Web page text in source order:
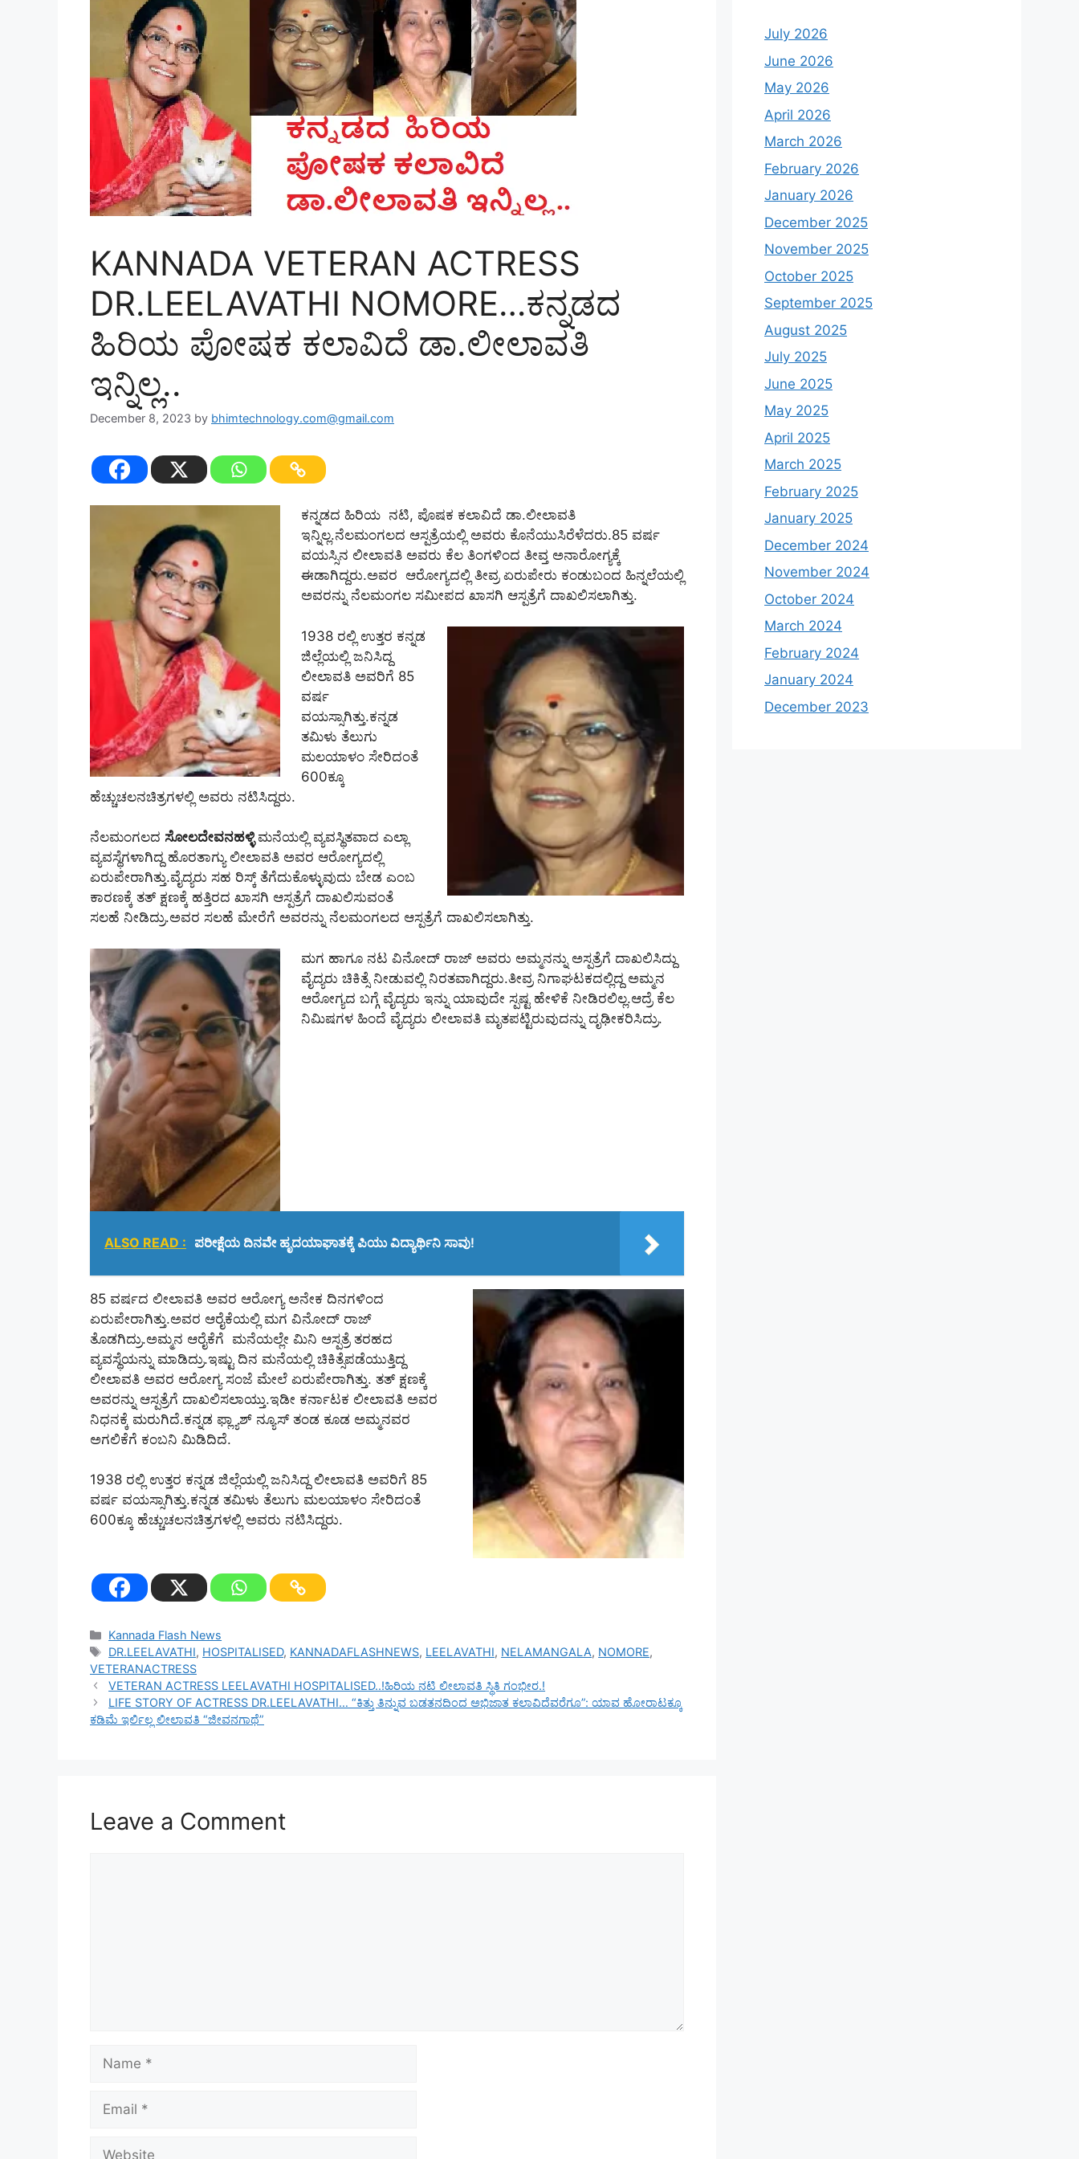
KANNADA VETERAN ACTRESS
DR.LEELAVATHI NOMORE…ಕನ್ನಡದ
ಹಿರಿಯ ಪೋಷಕ ಕಲಾವಿದೆ ಡಾ.ಲೀಲಾವತಿ
ಇನ್ನಿಲ್ಲ..
December 8, 2023 by bhimtechnology.com@gmail.com
ಕನ್ನಡದ ಹಿರಿಯ ನಟಿ, ಪೊಷಕ ಕಲಾವಿದೆ ಡಾ.ಲೀಲಾವತಿ
ಇನ್ನಿಲ್ಲ.ನೆಲಮಂಗಲದ ಆಸ್ಪತ್ರೆಯಲ್ಲಿ ಅವರು ಕೊನೆಯುಸಿರೆಳೆದರು.85 ವರ್ಷ
ವಯಸ್ಸಿನ ಲೀಲಾವತಿ ಅವರು ಕೆಲ ತಿಂಗಳಿಂದ ತೀವ್ತ ಅನಾರೋಗ್ಯಕ್ಕೆ
ಈಡಾಗಿದ್ದರು.ಅವರ ಆರೋಗ್ಯದಲ್ಲಿ ತೀವ್ರ ಏರುಪೇರು ಕಂಡುಬಂದ ಹಿನ್ನಲೆಯಲ್ಲಿ
ಅವರನ್ನು ನೆಲಮಂಗಲ ಸಮೀಪದ ಖಾಸಗಿ ಆಸ್ಪತ್ರೆಗೆ ದಾಖಲಿಸಲಾಗಿತ್ತು.
1938 ರಲ್ಲಿ ಉತ್ತರ ಕನ್ನಡ
ಜಿಲ್ಲೆಯಲ್ಲಿ ಜನಿಸಿದ್ದ
ಲೀಲಾವತಿ ಅವರಿಗೆ 85
ವರ್ಷ
ವಯಸ್ಸಾಗಿತ್ತು.ಕನ್ನಡ
ತಮಿಳು ತೆಲುಗು
ಮಲಯಾಳಂ ಸೇರಿದಂತೆ
600ಕ್ಕೂ
ಹೆಚ್ಚುಚಲನಚಿತ್ರಗಳಲ್ಲಿ ಅವರು ನಟಿಸಿದ್ದರು.
ನೆಲಮಂಗಲದ ಸೋಲದೇವನಹಳ್ಳಿ ಮನೆಯಲ್ಲಿ ವ್ಯವಸ್ಥಿತವಾದ ಎಲ್ಲಾ
ವ್ಯವಸ್ಥೆಗಳಾಗಿದ್ದ ಹೊರತಾಗ್ಯು ಲೀಲಾವತಿ ಅವರ ಆರೋಗ್ಯದಲ್ಲಿ
ಏರುಪೇರಾಗಿತ್ತು.ವೈದ್ಯರು ಸಹ ರಿಸ್ಕ್‌ ತೆಗೆದುಕೊಳ್ಳುವುದು ಬೇಡ ಎಂಬ
ಕಾರಣಕ್ಕೆ ತತ್‌ ಕ್ಷಣಕ್ಕೆ ಹತ್ತಿರದ ಖಾಸಗಿ ಆಸ್ಪತ್ರೆಗೆ ದಾಖಲಿಸುವಂತೆ
ಸಲಹೆ ನೀಡಿದ್ರು.ಅವರ ಸಲಹೆ ಮೇರೆಗೆ ಅವರನ್ನು ನೆಲಮಂಗಲದ ಆಸ್ಪತ್ರೆಗೆ ದಾಖಲಿಸಲಾಗಿತ್ತು.
ಮಗ ಹಾಗೂ ನಟ ವಿನೋದ್‌ ರಾಜ್‌ ಅವರು ಅಮ್ಮನನ್ನು ಅಸ್ಪತ್ರೆಗೆ ದಾಖಲಿಸಿದ್ದು
ವೈದ್ಯರು ಚಿಕಿತ್ಸೆ ನೀಡುವಲ್ಲಿ ನಿರತವಾಗಿದ್ದರು.ತೀವ್ರ ನಿಗಾಘಟಕದಲ್ಲಿದ್ದ ಅಮ್ಮನ
ಆರೋಗ್ಯದ ಬಗ್ಗೆ ವೈದ್ಯರು ಇನ್ನು ಯಾವುದೇ ಸ್ಪಷ್ಟ ಹೇಳಿಕೆ ನೀಡಿರಲಿಲ್ಲ.ಆದ್ರೆ ಕೆಲ
ನಿಮಿಷಗಳ ಹಿಂದೆ ವೈದ್ಯರು ಲೀಲಾವತಿ ಮೃತಪಟ್ಟಿರುವುದನ್ನು ದೃಢೀಕರಿಸಿದ್ರು.
ALSO READ : ಪರೀಕ್ಷೆಯ ದಿನವೇ ಹೃದಯಾಘಾತಕ್ಕೆ ಪಿಯು ವಿದ್ಯಾರ್ಥಿನಿ ಸಾವು!
85 ವರ್ಷದ ಲೀಲಾವತಿ ಅವರ ಆರೋಗ್ಯ ಅನೇಕ ದಿನಗಳಿಂದ
ಏರುಪೇರಾಗಿತ್ತು.ಅವರ ಆರೈಕೆಯಲ್ಲಿ ಮಗ ವಿನೋದ್‌ ರಾಜ್
ತೊಡಗಿದ್ರು.ಅಮ್ಮನ ಆರೈಕೆಗೆ ಮನೆಯಲ್ಲೇ ಮಿನಿ ಆಸ್ಪತ್ರೆ ತರಹದ
ವ್ಯವಸ್ಥೆಯನ್ನು ಮಾಡಿದ್ರು.ಇಷ್ಟು ದಿನ ಮನೆಯಲ್ಲಿ ಚಿಕಿತ್ಸೆಪಡೆಯುತ್ತಿದ್ದ
ಲೀಲಾವತಿ ಅವರ ಆರೋಗ್ಯ ಸಂಜೆ ಮೇಲೆ ಏರುಪೇರಾಗಿತ್ತು. ತತ್‌ ಕ್ಷಣಕ್ಕೆ
ಅವರನ್ನು ಆಸ್ಪತ್ರೆಗೆ ದಾಖಲಿಸಲಾಯ್ತು.ಇಡೀ ಕರ್ನಾಟಕ ಲೀಲಾವತಿ ಅವರ
ನಿಧನಕ್ಕೆ ಮರುಗಿದೆ.ಕನ್ನಡ ಫ್ಲ್ಯಾಶ್‌ ನ್ಯೂಸ್‌ ತಂಡ ಕೂಡ ಅಮ್ಮನವರ
ಅಗಲಿಕೆಗೆ ಕಂಬನಿ ಮಿಡಿದಿದೆ.
1938 ರಲ್ಲಿ ಉತ್ತರ ಕನ್ನಡ ಜಿಲ್ಲೆಯಲ್ಲಿ ಜನಿಸಿದ್ದ ಲೀಲಾವತಿ ಅವರಿಗೆ 85
ವರ್ಷ ವಯಸ್ಸಾಗಿತ್ತು.ಕನ್ನಡ ತಮಿಳು ತೆಲುಗು ಮಲಯಾಳಂ ಸೇರಿದಂತೆ
600ಕ್ಕೂ ಹೆಚ್ಚುಚಲನಚಿತ್ರಗಳಲ್ಲಿ ಅವರು ನಟಿಸಿದ್ದರು.
Categories
Kannada Flash News
Tags
DR.LEELAVATHI, HOSPITALISED, KANNADAFLASHNEWS, LEELAVATHI, NELAMANGALA, NOMORE,
VETERANACTRESS
VETERAN ACTRESS LEELAVATHI HOSPITALISED..!ಹಿರಿಯ ನಟಿ ಲೀಲಾವತಿ ಸ್ಥಿತಿ ಗಂಭೀರ.!
LIFE STORY OF ACTRESS DR.LEELAVATHI… “ಕಿತ್ತು ತಿನ್ನುವ ಬಡತನದಿಂದ ಅಭಿಜಾತ ಕಲಾವಿದೆವರೆಗೂ”: ಯಾವ ಹೋರಾಟಕ್ಕೂ
ಕಡಿಮೆ ಇರ್ಲಿಲ್ಲ ಲೀಲಾವತಿ “ಜೀವನಗಾಥೆ”
Leave a Comment
July 2026
June 2026
May 2026
April 2026
March 2026
February 2026
January 2026
December 2025
November 2025
October 2025
September 2025
August 2025
July 2025
June 2025
May 2025
April 2025
March 2025
February 2025
January 2025
December 2024
November 2024
October 2024
March 2024
February 2024
January 2024
December 2023